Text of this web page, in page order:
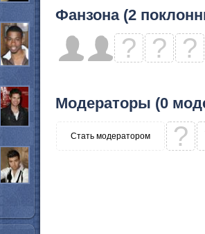
Фанзона (2
? ? ?
Модераторы (0
Стать модератором ?